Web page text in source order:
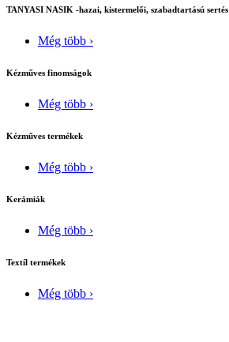
TANYASI NASIK -hazai, kistermelői, szabadtartású sertés
Még több ›
Kézműves finomságok
Még több ›
Kézműves termékek
Még több ›
Kerámiák
Még több ›
Textíl termékek
Még több ›